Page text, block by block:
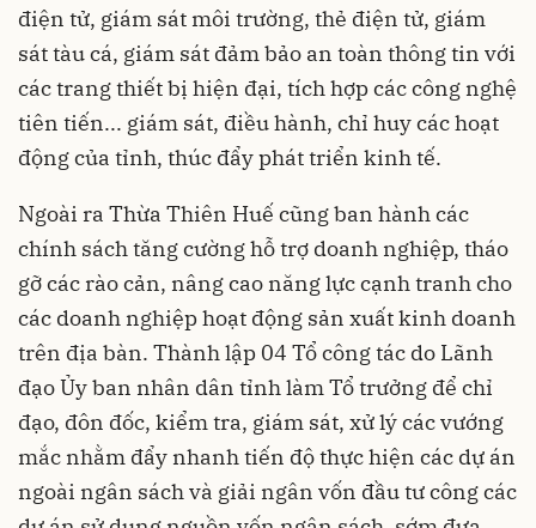
điện tử, giám sát môi trường, thẻ điện tử, giám
sát tàu cá, giám sát đảm bảo an toàn thông tin với
các trang thiết bị hiện đại, tích hợp các công nghệ
tiên tiến... giám sát, điều hành, chỉ huy các hoạt
động của tỉnh, thúc đẩy phát triển kinh tế.
Ngoài ra Thừa Thiên Huế cũng ban hành các
chính sách tăng cường hỗ trợ doanh nghiệp, tháo
gỡ các rào cản, nâng cao năng lực cạnh tranh cho
các doanh nghiệp hoạt động sản xuất kinh doanh
trên địa bàn. Thành lập 04 Tổ công tác do Lãnh
đạo Ủy ban nhân dân tỉnh làm Tổ trưởng để chỉ
đạo, đôn đốc, kiểm tra, giám sát, xử lý các vướng
mắc nhằm đẩy nhanh tiến độ thực hiện các dự án
ngoài ngân sách và giải ngân vốn đầu tư công các